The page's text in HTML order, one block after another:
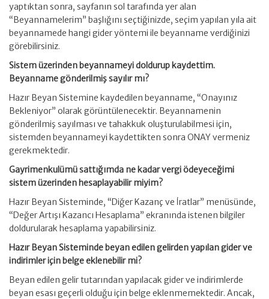
yaptıktan sonra, sayfanın sol tarafında yer alan
“Beyannamelerim” başlığını seçtiğinizde, seçim yapılan yıla ait
beyannamede hangi gider yöntemi ile beyanname verdiğinizi
görebilirsiniz.
Sistem üzerinden beyannameyi doldurup kaydettim.
Beyanname gönderilmiş sayılır mı?
Hazır Beyan Sistemine kaydedilen beyanname, “Onayınız
Bekleniyor” olarak görüntülenecektir. Beyannamenin
gönderilmiş sayılması ve tahakkuk oluşturulabilmesi için,
sistemden beyannameyi kaydettikten sonra ONAY vermeniz
gerekmektedir.
Gayrimenkulümü sattığımda ne kadar vergi ödeyeceğimi
sistem üzerinden hesaplayabilir miyim?
Hazır Beyan Sisteminde, “Diğer Kazanç ve İratlar” menüsünde,
“Değer Artışı Kazancı Hesaplama” ekranında istenen bilgiler
doldurularak hesaplama yapabilirsiniz.
Hazır Beyan Sisteminde beyan edilen gelirden yapılan gider ve
indirimler için belge eklenebilir mi?
Beyan edilen gelir tutarından yapılacak gider ve indirimlerde
beyan esası geçerli olduğu için belge eklenmemektedir. Ancak,